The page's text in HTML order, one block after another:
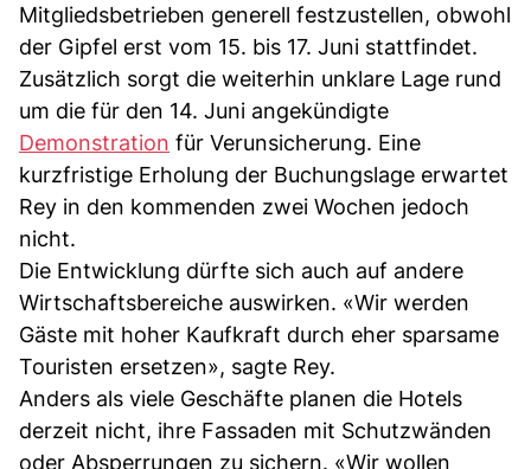
Mitgliedsbetrieben generell festzustellen, obwohl
der Gipfel erst vom 15. bis 17. Juni stattfindet.
Zusätzlich sorgt die weiterhin unklare Lage rund
um die für den 14. Juni angekündigte
Demonstration für Verunsicherung. Eine
kurzfristige Erholung der Buchungslage erwartet
Rey in den kommenden zwei Wochen jedoch
nicht.
Die Entwicklung dürfte sich auch auf andere
Wirtschaftsbereiche auswirken. «Wir werden
Gäste mit hoher Kaufkraft durch eher sparsame
Touristen ersetzen», sagte Rey.
Anders als viele Geschäfte planen die Hotels
derzeit nicht, ihre Fassaden mit Schutzwänden
oder Absperrungen zu sichern. «Wir wollen